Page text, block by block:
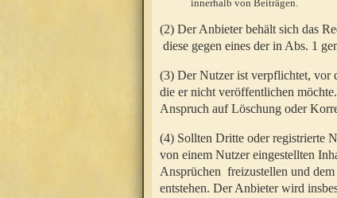
innerhalb von Beiträgen.
(2) Der Anbieter behält sich das
diese gegen eines der in Abs. 1
(3) Der Nutzer ist verpflichtet, vor
die er nicht veröffentlichen
Anspruch auf Löschung oder
(4) Sollten Dritte oder registrierte
von einem Nutzer eingestellten
Ansprüchen freizustellen und
entstehen. Der Anbieter wird